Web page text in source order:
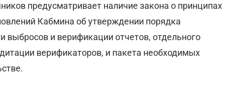
предусматривает наличие закона о принципах
Кабмина об утверждении порядка
выбросов и верификации отчетов, отдельного
верификаторов, и пакета необходимых